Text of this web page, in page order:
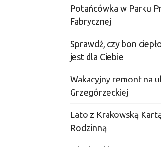
Potańcówka w Parku
Fabrycznej
Sprawdź, czy bon
jest dla Ciebie
Wakacyjny remont na
Grzegórzeckiej
Lato z Krakowską Kartą
Rodzinną